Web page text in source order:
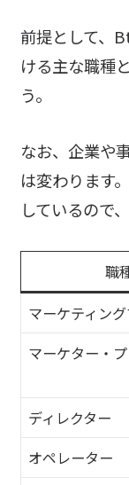
前提として、
ける主な職種
う。
なお、企業や
は変わります
しているので
職
マーケティン
マーケター・
ディレクター
オペレーター